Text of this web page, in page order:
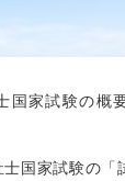
国家試験の概
国家試験の「